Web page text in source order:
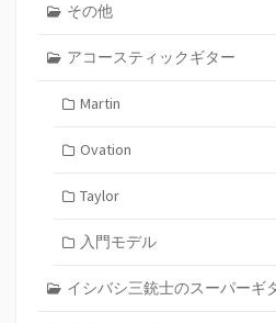
その他
アコースティックギター
Martin
Ovation
Taylor
入門モデル
イシバシ三銃士のスーパーギ